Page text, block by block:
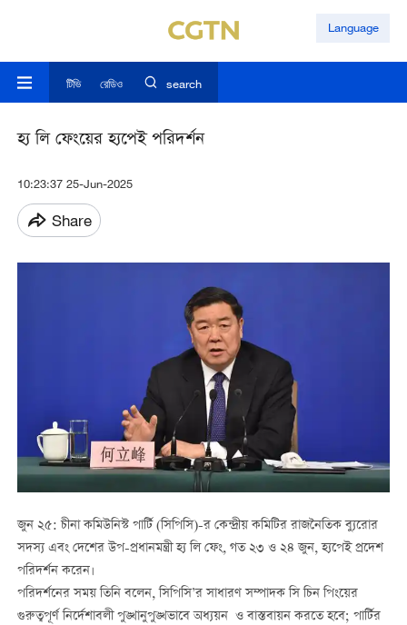
Language
টিভি রেডিও search
হ্য লি ফেংয়ের হ্যপেই পরিদর্শন
10:23:37 25-Jun-2025
Share
জুন ২৫: চীনা কমিউনিস্ট পার্টি (সিপিসি)-র কেন্দ্রীয় কমিটির রাজনৈতিক ব্যুরোর
সদস্য এবং দেশের উপ-প্রধানমন্ত্রী হ্য লি ফেং, গত ২৩ ও ২৪ জুন, হ্যপেই প্রদেশ
পরিদর্শন করেন।
পরিদর্শনের সময় তিনি বলেন, সিপিসি’র সাধারণ সম্পাদক সি চিন পিংয়ের
গুরুত্বপূর্ণ নির্দেশাবলী পুঙ্খানুপুঙ্খভাবে অধ্যয়ন ও বাস্তবায়ন করতে হবে; পার্টির